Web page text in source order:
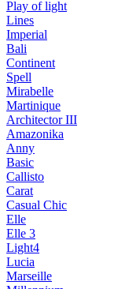
Play of light
Lines
Imperial
Bali
Continent
Spell
Mirabelle
Martinique
Architector III
Amazonika
Anny
Basic
Callisto
Carat
Casual Chic
Elle
Elle 3
Light4
Lucia
Marseille